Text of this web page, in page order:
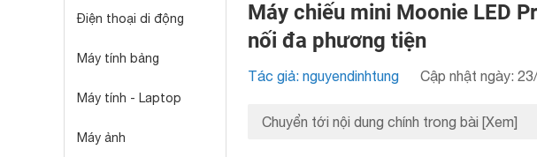
Điện thoại di động
Máy tính bảng
Máy tính - Laptop
Máy ảnh
Máy chiếu mini Moonie LED
nối đa phương tiện
Tác giả: nguyendinhtung Cập nhật ngày:
Chuyển tới nội dung chính trong bài [Xem]